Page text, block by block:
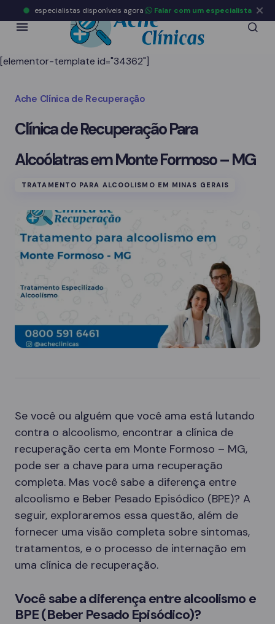
[elementor-template id="34362"]
Ache Clínica de Recuperação
Clínica de Recuperação Para
Alcoólatras em Monte Formoso – MG
TRATAMENTO PARA ALCOOLISMO EM MINAS GERAIS
Se você ou alguém que você ama está lutando
contra o alcoolismo, encontrar a clínica de
recuperação certa em Monte Formoso – MG,
pode ser a chave para uma recuperação
completa. Mas você sabe a diferença entre
alcoolismo e Beber Pesado Episódico (BPE)? A
seguir, exploraremos essa questão, além de
fornecer uma visão completa sobre sintomas,
tratamentos, e o processo de internação em
uma clínica de recuperação.
Você sabe a diferença entre alcoolismo e
BPE (Beber Pesado Episódico)?
especialistas disponíveis agora Falar com um especialista